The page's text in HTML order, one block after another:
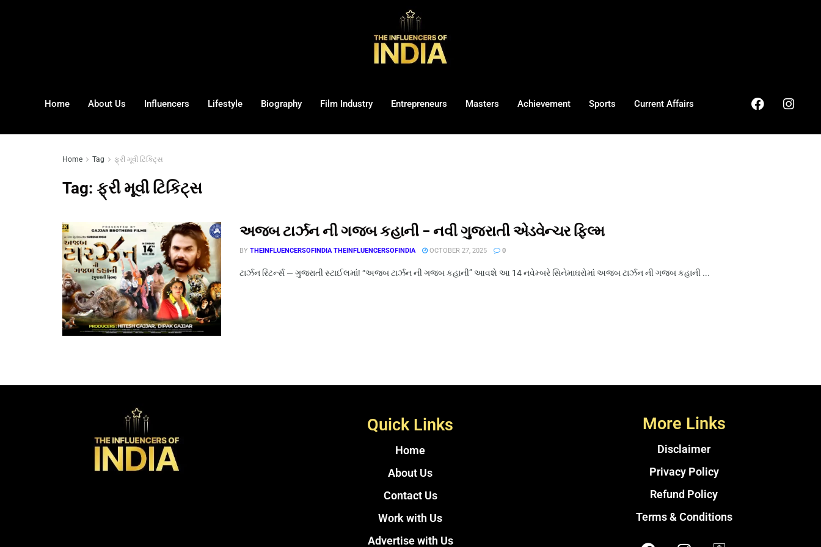
Home About Us Influencers Lifestyle Biography Film Industry Entrepreneurs Masters Achievement Sports Current Affairs
Home Tag ફ્રી મૂવી ટિકિટ્સ
Tag: ફ્રી મૂવી ટિકિટ્સ
અજબ ટાર્ઝન ની ગજબ કહાની – નવી ગુજરાતી એડવેન્ચર ફિલ્મ
BY THEINFLUENCERSOFINDIA THEINFLUENCERSOFINDIA OCTOBER 27, 2025 0
ટાર્ઝન રિટર્ન્સ — ગુજરાતી સ્ટાઈલમાં! “અજબ ટાર્ઝન ની ગજબ કહાની” આવશે આ 14 નવેમ્બરે સિનેમાઘરોમાં અજબ ટાર્ઝન ની ગજબ કહાની ...
Quick Links
Home
About Us
Contact Us
Work with Us
Advertise with Us
More Links
Disclaimer
Privacy Policy
Refund Policy
Terms & Conditions